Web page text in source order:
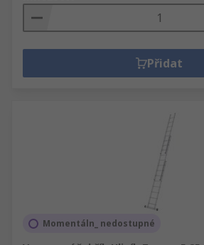
Přidat
Momentáln_ nedostupné